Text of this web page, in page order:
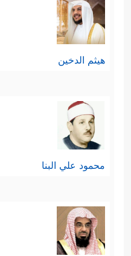
هيثم الدخين
محمود علي البنا